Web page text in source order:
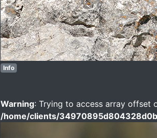
Info
Warning: Trying to access array offset
/home/clients/